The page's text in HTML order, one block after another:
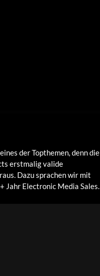
der Topthemen, denn die
erstmalig valide
Dazu sprachen wir mit
Jahr Electronic Media Sales.